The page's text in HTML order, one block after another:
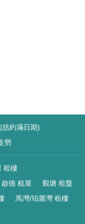
括約滿日期)
勢
租樓
啟德 租屋
觀塘 租盤
馬灣/珀麗灣 租樓